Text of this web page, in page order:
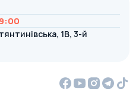
1В, 3-й